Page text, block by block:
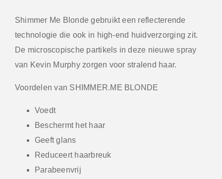
Shimmer Me Blonde gebruikt een reflecterende
technologie die ook in high-end huidverzorging zit.
De microscopische partikels in deze nieuwe spray
van Kevin Murphy zorgen voor stralend haar.
Voordelen van SHIMMER.ME BLONDE
Voedt
Beschermt het haar
Geeft glans
Reduceert haarbreuk
Parabeenvrij